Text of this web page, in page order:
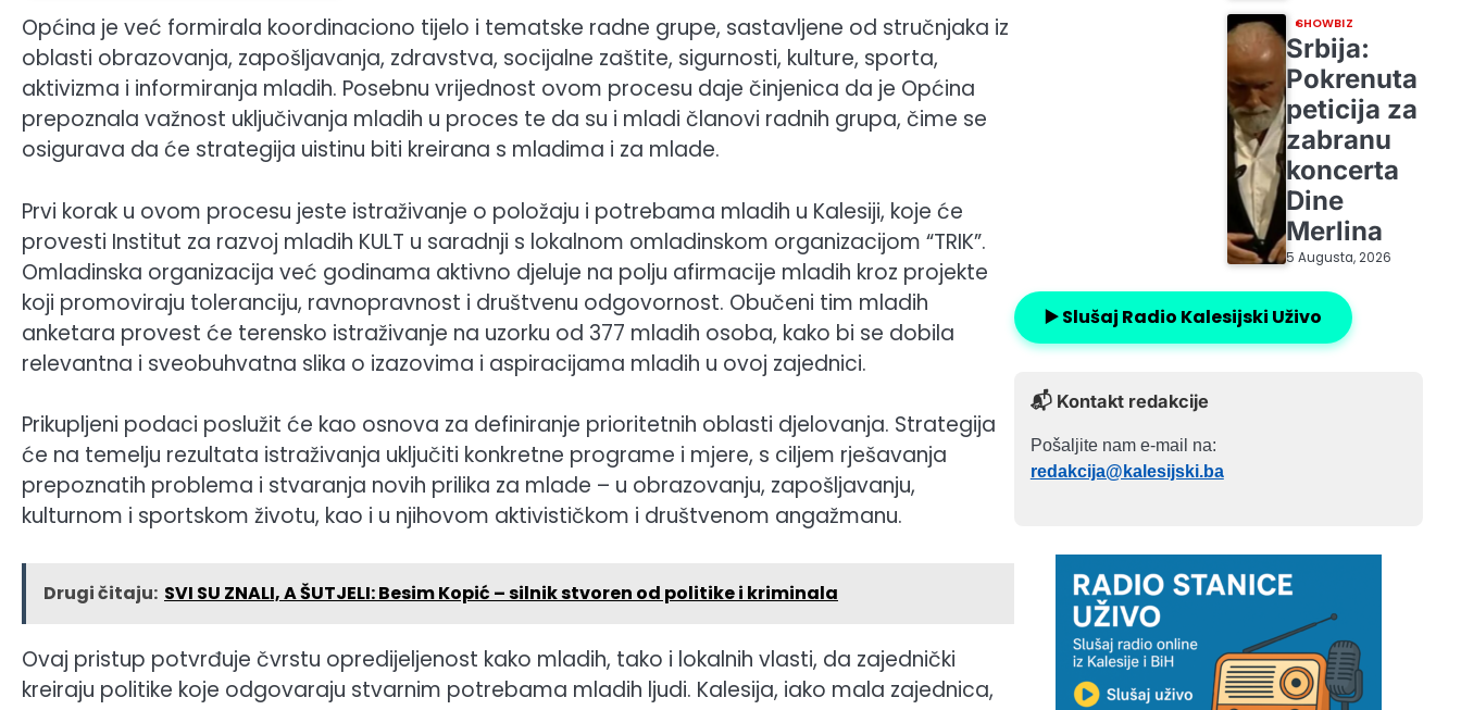
Općina je već formirala koordinaciono tijelo i tematske radne grupe, sastavljene od stručnjaka iz
oblasti obrazovanja, zapošljavanja, zdravstva, socijalne zaštite, sigurnosti, kulture, sporta,
aktivizma i informiranja mladih. Posebnu vrijednost ovom procesu daje činjenica da je Općina
prepoznala važnost uključivanja mladih u proces te da su i mladi članovi radnih grupa, čime se
osigurava da će strategija uistinu biti kreirana s mladima i za mlade.
Prvi korak u ovom procesu jeste istraživanje o položaju i potrebama mladih u Kalesiji, koje će
provesti Institut za razvoj mladih KULT u saradnji s lokalnom omladinskom organizacijom “TRIK”.
Omladinska organizacija već godinama aktivno djeluje na polju afirmacije mladih kroz projekte
koji promoviraju toleranciju, ravnopravnost i društvenu odgovornost. Obučeni tim mladih
anketara provest će terensko istraživanje na uzorku od 377 mladih osoba, kako bi se dobila
relevantna i sveobuhvatna slika o izazovima i aspiracijama mladih u ovoj zajednici.
Prikupljeni podaci poslužit će kao osnova za definiranje prioritetnih oblasti djelovanja. Strategija
će na temelju rezultata istraživanja uključiti konkretne programe i mjere, s ciljem rješavanja
prepoznatih problema i stvaranja novih prilika za mlade – u obrazovanju, zapošljavanju,
kulturnom i sportskom životu, kao i u njihovom aktivističkom i društvenom angažmanu.
Drugi čitaju: SVI SU ZNALI, A ŠUTJELI: Besim Kopić – silnik stvoren od politike i kriminala
Ovaj pristup potvrđuje čvrstu opredijeljenost kako mladih, tako i lokalnih vlasti, da zajednički
kreiraju politike koje odgovaraju stvarnim potrebama mladih ljudi. Kalesija, iako mala zajednica,
SHOWBIZ
Srbija:
Pokrenuta
peticija za
zabranu
koncerta
Dine
Merlina
5 Augusta, 2026
▶️ Slušaj Radio Kalesijski Uživo
📬 Kontakt redakcije
Pošaljite nam e-mail na:
redakcija@kalesijski.ba